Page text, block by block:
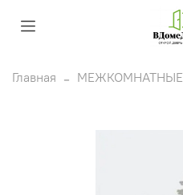
Главная МЕЖКОМНАТНЫЕ